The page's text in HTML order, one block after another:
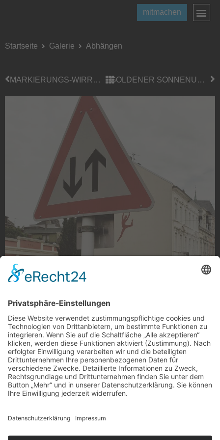
mitmachen
Startseite Galerie Abhängen
MARKIERUNGS-WIRRWARR GOLDENER SONNENUNTERGANG
Abhängen
Es ist alles eine Frage der Perspektive! Gefunden in
Eicken. ?
Foto: 18zehn via Instagram